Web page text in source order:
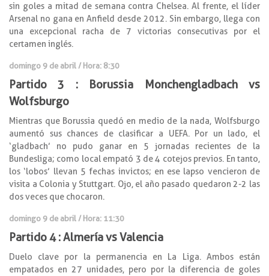
sin goles a mitad de semana contra Chelsea. Al frente, el líder
Arsenal no gana en Anfield desde 2012. Sin embargo, llega con
una excepcional racha de 7 victorias consecutivas por el
certamen inglés.
domingo 9 de abril / Hora: 8:30
Partido 3 : Borussia Monchengladbach vs
Wolfsburgo
Mientras que Borussia quedó en medio de la nada, Wolfsburgo
aumentó sus chances de clasificar a UEFA. Por un lado, el
‘gladbach’ no pudo ganar en 5 jornadas recientes de la
Bundesliga; como local empató 3 de 4 cotejos previos. En tanto,
los ‘lobos’ llevan 5 fechas invictos; en ese lapso vencieron de
visita a Colonia y Stuttgart. Ojo, el año pasado quedaron 2-2 las
dos veces que chocaron.
domingo 9 de abril / Hora: 11:30
Partido 4 : Almería vs Valencia
Duelo clave por la permanencia en La Liga. Ambos están
empatados en 27 unidades, pero por la diferencia de goles